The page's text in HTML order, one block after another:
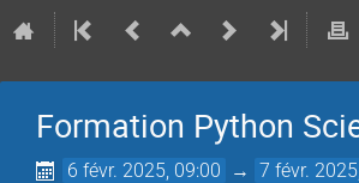
Formation Python
6 févr. 2025, 09:00 → 7 févr.